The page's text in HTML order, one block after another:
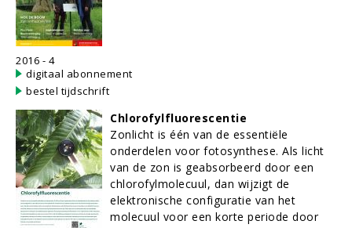
2016 - 4
digitaal abonnement
bestel tijdschrift
Chlorofylfluorescentie
Zonlicht is één van de essentiële
onderdelen voor fotosynthese. Als licht
van de zon is geabsorbeerd door een
chlorofylmolecuul, dan wijzigt de
elektronische configuratie van het
molecuul voor een korte periode door